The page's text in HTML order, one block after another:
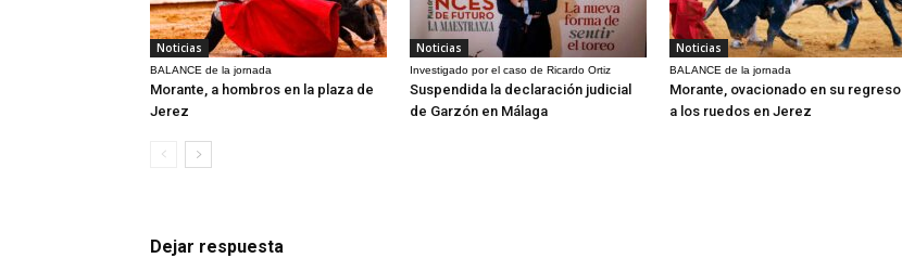
Noticias
BALANCE de la jornada
Morante, a hombros en la plaza de
Jerez
Noticias
Investigado por el caso de Ricardo Ortiz
Suspendida la declaración judicial
de Garzón en Málaga
Noticias
BALANCE de la jornada
Morante, ovacionado en su regreso
a los ruedos en Jerez
Dejar respuesta